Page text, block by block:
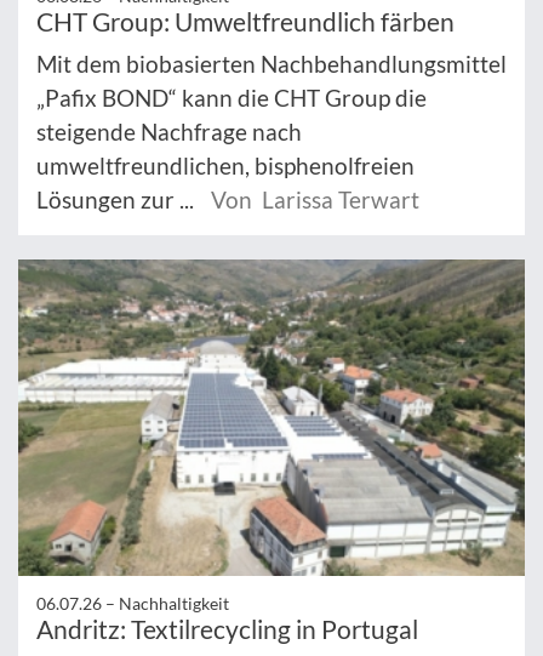
CHT Group: Umweltfreundlich färben
Mit dem biobasierten Nachbehandlungsmittel
„Pafix BOND“ kann die CHT Group die
steigende Nachfrage nach
umweltfreundlichen, bisphenolfreien
Lösungen zur ...
Von Larissa Terwart
06.07.26 – Nachhaltigkeit
Andritz: Textilrecycling in Portugal